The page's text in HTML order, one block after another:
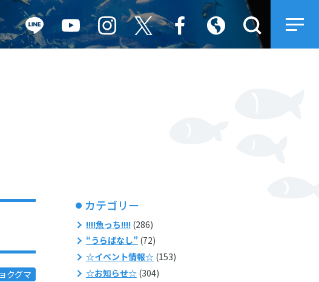
クグマ
カテゴリー
!!!!魚っち!!!!(286)
“うらばなし”(72)
☆イベント情報☆(153)
☆お知らせ☆(304)